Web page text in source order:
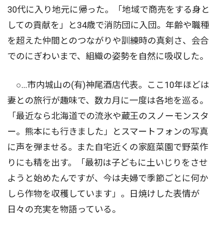
30代に入り地元に帰った。「地域で商売をする身と
しての貢献を」と34歳で消防団に入団。年齢や職種
を超えた仲間とのつながりや訓練時の真剣さ、会合
でのにぎわいまで、組織の姿勢を自然に吸収した。
○…市内城山の(有)神尾酒店代表。ここ10年ほどは
妻との旅行が趣味で、数カ月に一度は各地を巡る。
「最近なら北海道での流氷や蔵王のスノーモンスタ
ー。熊本にも行きました」とスマートフォンの写真
に声を弾ませる。また自宅近くの家庭菜園で野菜作
りにも精を出す。「最初は子どもに土いじりをさせ
ようと始めたんですが、今は夫婦で季節ごとに何か
しら作物を収穫しています」。日焼けした表情が
日々の充実を物語っている。